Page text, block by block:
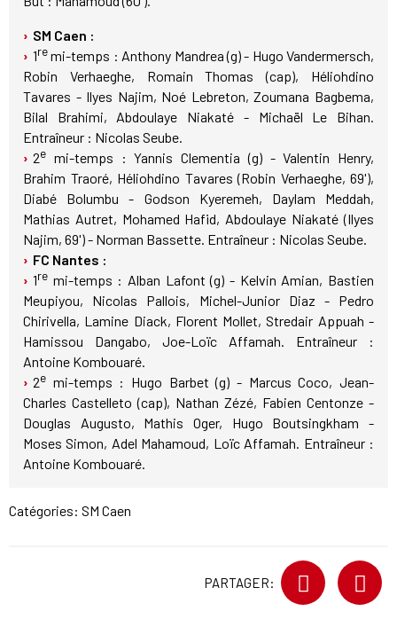
SM Caen :
1remi-temps : Anthony Mandrea (g) - Hugo Vandermersch,
Robin Verhaeghe, Romain Thomas (cap), Héliohdino
Tavares - Ilyes Najim, Noé Lebreton, Zoumana Bagbema,
Bilal Brahimi, Abdoulaye Niakaté - Michaël Le Bihan.
Entraîneur : Nicolas Seube.
2e mi-temps : Yannis Clementia (g) - Valentin Henry,
Brahim Traoré, Héliohdino Tavares (Robin Verhaeghe, 69'),
Diabé Bolumbu - Godson Kyeremeh, Daylam Meddah,
Mathias Autret, Mohamed Hafid, Abdoulaye Niakaté (Ilyes
Najim, 69') - Norman Bassette. Entraîneur : Nicolas Seube.
FC Nantes :
1re mi-temps : Alban Lafont (g) - Kelvin Amian, Bastien
Meupiyou, Nicolas Pallois, Michel-Junior Diaz - Pedro
Chirivella, Lamine Diack, Florent Mollet, Stredair Appuah -
Hamissou Dangabo, Joe-Loïc Affamah. Entraîneur :
Antoine Kombouaré.
2e mi-temps : Hugo Barbet (g) - Marcus Coco, Jean-
Charles Castelleto (cap), Nathan Zézé, Fabien Centonze -
Douglas Augusto, Mathis Oger, Hugo Boutsingkham -
Moses Simon, Adel Mahamoud, Loïc Affamah. Entraîneur :
Antoine Kombouaré.
Catégories: SM Caen
PARTAGER: